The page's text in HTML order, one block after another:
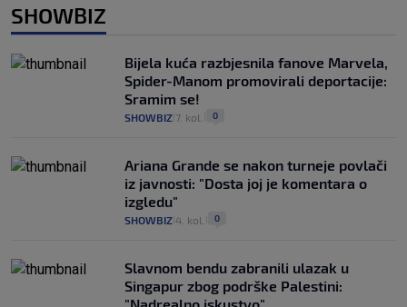
SHOWBIZ
Bijela kuća razbjesnila fanove Marvela,
Spider-Manom promovirali deportacije:
Sramim se!
SHOWBIZ 7. kol. 0
Ariana Grande se nakon turneje povlači
iz javnosti: "Dosta joj je komentara o
izgledu"
SHOWBIZ 4. kol. 0
Slavnom bendu zabranili ulazak u
Singapur zbog podrške Palestini: